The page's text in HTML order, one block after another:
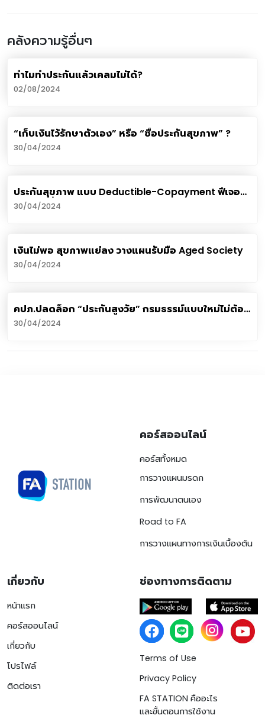
คลังความรู้อื่นๆ
ทำไมทำประกันแล้วเคลมไม่ได้?
02/08/2024
“เก็บเงินไว้รักษาตัวเอง” หรือ “ซื้อประกันสุขภาพ” ?
30/04/2024
ประกันสุขภาพ แบบ Deductible-Copayment ฟีเจอร์
ยอดฮิตที่ต้องระวัง
30/04/2024
เงินไม่พอ สุขภาพแย่ลง วางแผนรับมือ Aged Society
30/04/2024
คปภ.ปลดล็อก “ประกันสูงวัย” กรมธรรม์แบบใหม่ไม่ต้อง
“แถลงสุขภาพ”
30/04/2024
คอร์สออนไลน์
คอร์สทั้งหมด
การวางแผนมรดก
การพัฒนาตนเอง
Road to FA
การวางแผนทางการเงินเบื้องต้น
เกี่ยวกับ
หน้าแรก
คอร์สออนไลน์
เกี่ยวกับ
โปรไฟล์
ติดต่อเรา
ช่องทางการติดตาม
Terms of Use
Privacy Policy
FA STATION คืออะไร
และขั้นตอนการใช้งาน